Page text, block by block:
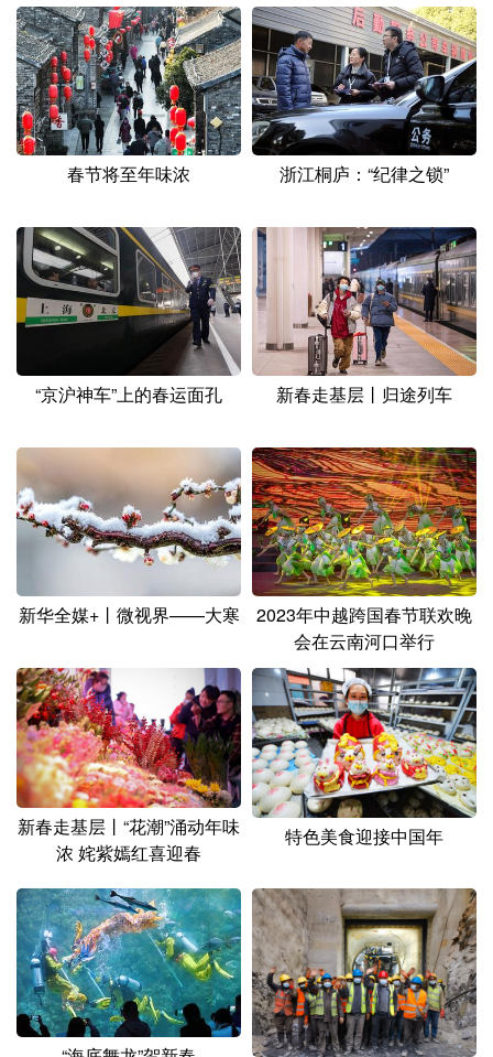
浙江 安徽 福建 江西
山东 河南 湖北 湖南
广东 广西 海南 重庆
四川 贵州 云南 西藏
新疆 内蒙古 黑龙江
English Español Français عربى
Deutsch Português
春节将至年味浓 浙江桐庐：“纪律之锁”
“京沪神车”上的春运面孔 新春走基层丨归途列车
新华全媒+丨微视界——大寒
2023年中越跨国春节联欢晚
会在云南河口举行
新春走基层丨“花潮”涌动年味
浓 姹紫嫣红喜迎春
特色美食迎接中国年